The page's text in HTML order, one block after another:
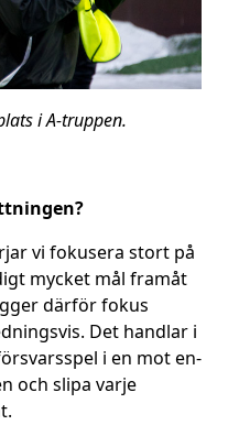
i A-truppen.
vi fokusera stort på
mycket mål framåt
därför fokus
Det handlar i
i en mot en-
och slipa varje